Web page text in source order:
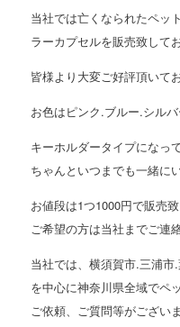
当社では亡くなられたペッ
ラーカプセルを販売致して
皆様より大変ご好評頂いて
お色はピンク.ブルー.シル
キーホルダータイプになっ
ちゃんといつまでも一緒に
お値段は1つ1000円で販売致
ご希望の方は当社までご連
当社では、横須賀市.三浦
を中心に神奈川県全域でペ
ご依頼、ご質問等がござい